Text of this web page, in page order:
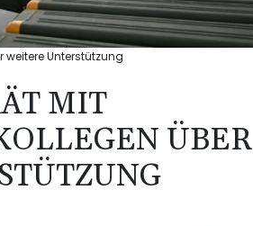
Unterstützung
MIT
ÜBER